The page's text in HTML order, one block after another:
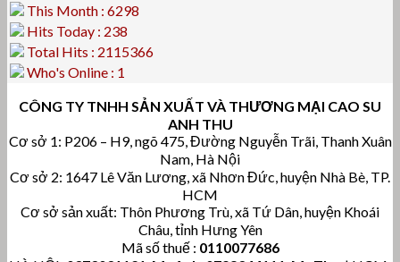
This Month : 6298
Hits Today : 238
Total Hits : 2115366
Who's Online : 1
CÔNG TY TNHH SẢN XUẤT VÀ THƯƠNG MẠI CAO SU
ANH THU
Cơ sở 1: P206 – H9, ngõ 475, Đường Nguyễn Trãi, Thanh Xuân
Nam, Hà Nội
Cơ sở 2: 1647 Lê Văn Lương, xã Nhơn Đức, huyện Nhà Bè, TP.
HCM
Cơ sở sản xuất: Thôn Phương Trù, xã Tứ Dân, huyện Khoái
Châu, tỉnh Hưng Yên
Mã số thuế : 0110077686